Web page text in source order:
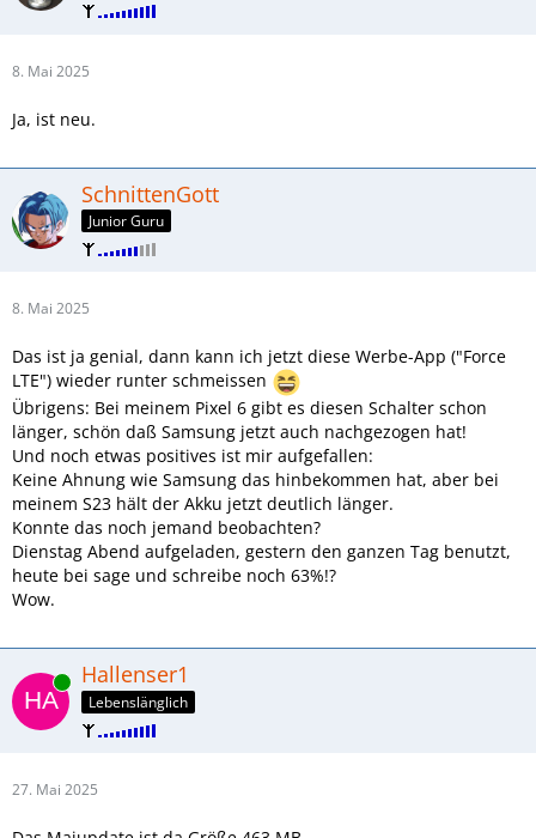
8. Mai 2025
Ja, ist neu.
SchnittenGott
Junior Guru
8. Mai 2025
Das ist ja genial, dann kann ich jetzt diese Werbe-App ("Force
LTE") wieder runter schmeissen
Übrigens: Bei meinem Pixel 6 gibt es diesen Schalter schon
länger, schön daß Samsung jetzt auch nachgezogen hat!
Und noch etwas positives ist mir aufgefallen:
Keine Ahnung wie Samsung das hinbekommen hat, aber bei
meinem S23 hält der Akku jetzt deutlich länger.
Konnte das noch jemand beobachten?
Dienstag Abend aufgeladen, gestern den ganzen Tag benutzt,
heute bei sage und schreibe noch 63%!?
Wow.
Online Hallenser1
Lebenslänglich
27. Mai 2025